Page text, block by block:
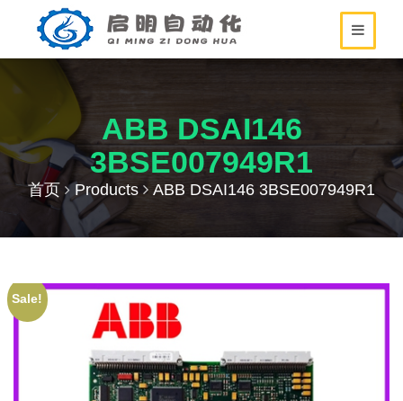
ABB DSAI146
3BSE007949R1
首页 Products ABB DSAI146 3BSE007949R1
Sale!